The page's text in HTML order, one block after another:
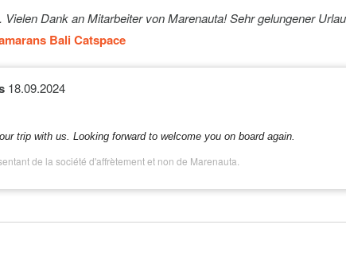
En option
2500€ (par
En option
8€ (par pièce)
En option
60€ (par
En option
200€ (par
Dank an Mitarbeiter von Marenauta! Sehr gelungener
Bali Catspace
18.09.2024
trip with us. Looking forward to welcome you on board again.
de la société d'affrètement et non de Marenauta.